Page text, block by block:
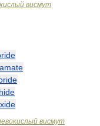
висмут
висмут